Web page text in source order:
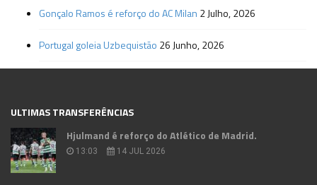
Gonçalo Ramos é reforço do AC Milan 2 Julho, 2026
Portugal goleia Uzbequistão 26 Junho, 2026
ULTIMAS TRANSFERÊNCIAS
Hjulmand é reforço do Atlético de Madrid.
13:03 14 JUL 2026